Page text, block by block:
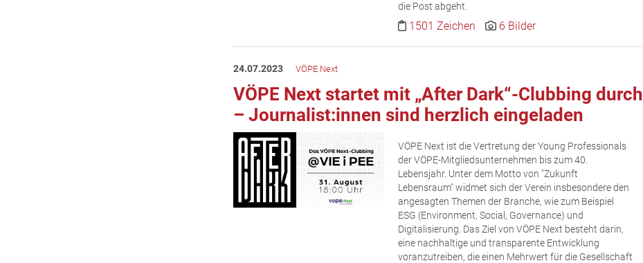
die Post abgeht.
1501 Zeichen 6 Bilder
24.07.2023 VÖPE Next
VÖPE Next startet mit „After Dark“-Clubbing durch
– Journalist:innen sind herzlich eingeladen
VÖPE Next ist die Vertretung der Young Professionals
der VÖPE-Mitgliedsunternehmen bis zum 40.
Lebensjahr. Unter dem Motto von "Zukunft
Lebensraum" widmet sich der Verein insbesondere den
angesagten Themen der Branche, wie zum Beispiel
ESG (Environment, Social, Governance) und
Digitalisierung. Das Ziel von VÖPE Next besteht darin,
eine nachhaltige und transparente Entwicklung
voranzutreiben, die einen Mehrwert für die Gesellschaft